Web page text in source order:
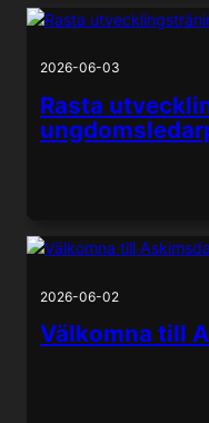
2026-06-03
Rasta
2026-06-02
Välkomna till